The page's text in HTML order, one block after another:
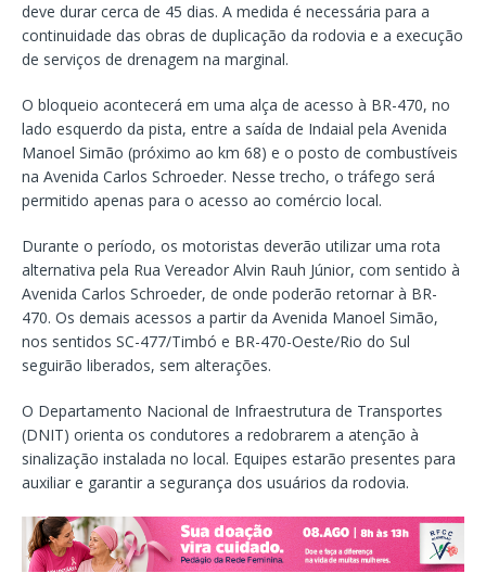
deve durar cerca de 45 dias. A medida é necessária para a
continuidade das obras de duplicação da rodovia e a execução
de serviços de drenagem na marginal.
O bloqueio acontecerá em uma alça de acesso à BR-470, no
lado esquerdo da pista, entre a saída de Indaial pela Avenida
Manoel Simão (próximo ao km 68) e o posto de combustíveis
na Avenida Carlos Schroeder. Nesse trecho, o tráfego será
permitido apenas para o acesso ao comércio local.
Durante o período, os motoristas deverão utilizar uma rota
alternativa pela Rua Vereador Alvin Rauh Júnior, com sentido à
Avenida Carlos Schroeder, de onde poderão retornar à BR-
470. Os demais acessos a partir da Avenida Manoel Simão,
nos sentidos SC-477/Timbó e BR-470-Oeste/Rio do Sul
seguirão liberados, sem alterações.
O Departamento Nacional de Infraestrutura de Transportes
(DNIT) orienta os condutores a redobrarem a atenção à
sinalização instalada no local. Equipes estarão presentes para
auxiliar e garantir a segurança dos usuários da rodovia.